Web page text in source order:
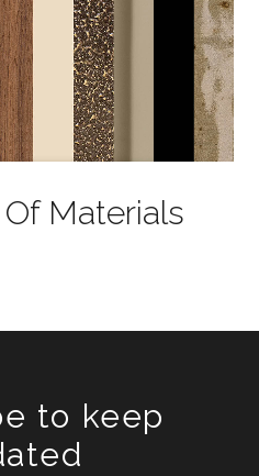
Materials
to keep